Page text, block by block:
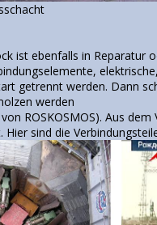
Abgasschacht
ist ebenfalls in Reparatur
getrennt werden. Dann
werden
ROSKOSMOS). Aus
Hier sind die